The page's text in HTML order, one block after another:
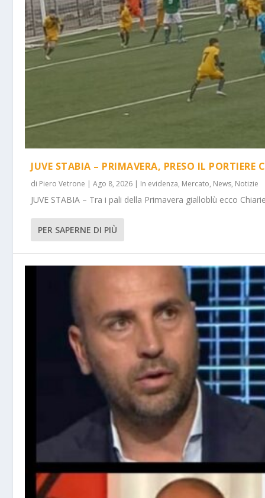
JUVE STABIA – PRIMAVERA, PRESO IL PORTIERE
di Piero Vetrone |Ago 8, 2026 | In evidenza, Mercato, News, Notizie
JUVE STABIA – Tra i pali della Primavera gialloblù ecco
PER SAPERNE DI PIÙ